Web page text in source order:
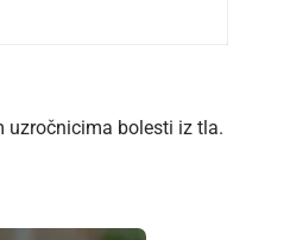
uzročnicima bolesti iz tla.